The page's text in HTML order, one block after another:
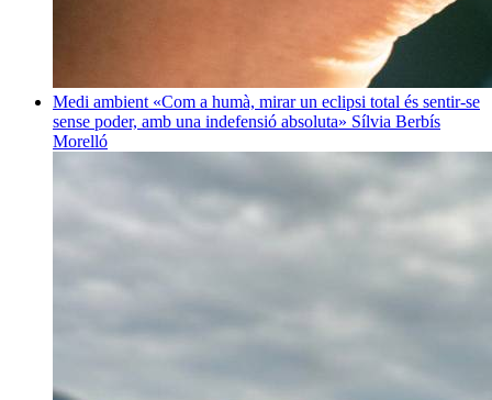
Medi ambient «Com a humà, mirar un eclipsi total és sentir-se
sense poder, amb una indefensió absoluta» Sílvia Berbís
Morelló